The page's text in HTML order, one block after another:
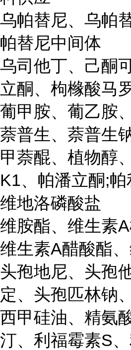
乌帕替尼、乌帕
帕替尼中间体
乌司他丁、己酮
立酮、枸橼酸马
葡甲胺、葡乙胺
萘普生、萘普生
甲萘醌、植物醇
K1、帕潘立酮;
维地洛磷酸盐
维胺酯、维生素A
维生素A醋酸酯
头孢地尼、头孢
定、头孢匹林钠、
西甲硅油、精氨
汀、利福霉素S